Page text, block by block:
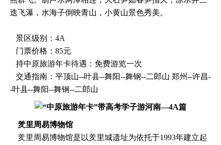
迭飞瀑，水海子倒映青山，小黄山景色秀美。
景区级别：4A
门票价格：85元
持中原旅游年卡待遇：免费游览一次
交通指南：平顶山--叶县--舞阳--舞钢--二郎山 郑州--许昌-
-叶县--舞阳--舞钢--二郎山
羑里周易博物馆
羑里周易博物馆是以羑里城遗址为依托于1993年建立起